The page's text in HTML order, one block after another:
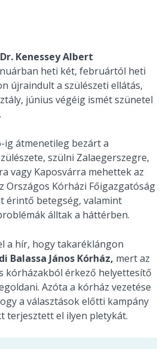
Kenessey Albert
heti két, februártól heti
újraindult a szülészeti ellátás,
június végéig ismét szünetel
ig átmenetileg bezárt a
szülni Zalaegerszegre,
vagy Kaposvárra mehettek az
Országos Kórházi Főigazgatóság
érintő betegség, valamint
álltak a háttérben.
a hír, hogy takaréklángon
Balassa János Kórház, mert az
kórházakból érkező helyettesítő
Azóta a kórház vezetése
a választások előtti kampány
terjesztett el ilyen pletykát.